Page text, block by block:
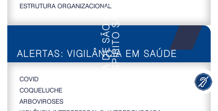
ESTRUTURA ORGANIZACIONAL
ALERTAS: VIGILÂNCIA EM SAÚDE
COVID
COQUELUCHE
ARBOVIROSES